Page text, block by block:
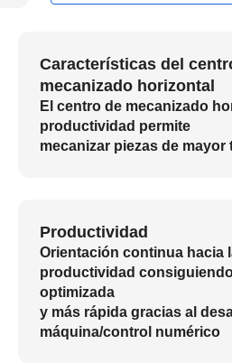
Características del
mecanizado horizontal
El centro de mecanizado
productividad permite
mecanizar piezas de mayor
Productividad
Orientación continua hacia
productividad
optimizada
y más rápida gracias al
máquina/control numérico